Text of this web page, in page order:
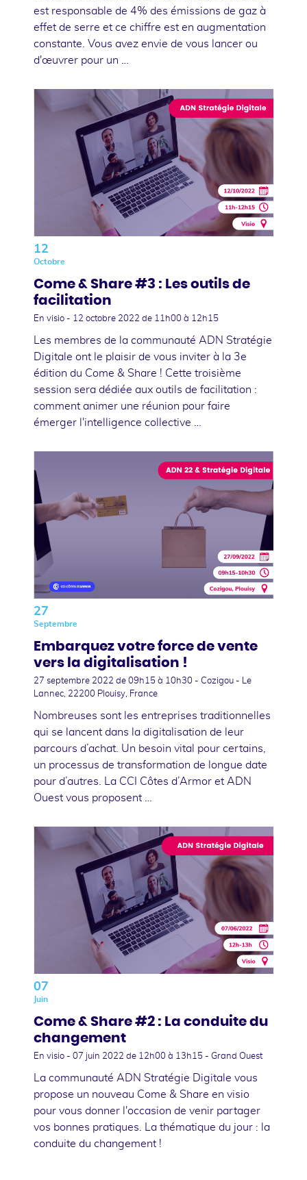
est responsable de 4% des émissions de gaz à
effet de serre et ce chiffre est en augmentation
constante. Vous avez envie de vous lancer ou
d'œuvrer pour un …
12
Octobre
Come & Share #3 : Les outils de
facilitation
En visio - 12 octobre 2022 de 11h00 à 12h15
Les membres de la communauté ADN Stratégie
Digitale ont le plaisir de vous inviter à la 3e
édition du Come & Share ! Cette troisième
session sera dédiée aux outils de facilitation :
comment animer une réunion pour faire
émerger l'intelligence collective …
27
Septembre
Embarquez votre force de vente
vers la digitalisation !
27 septembre 2022 de 09h15 à 10h30 - Cozigou - Le
Lannec, 22200 Plouisy, France
Nombreuses sont les entreprises traditionnelles
qui se lancent dans la digitalisation de leur
parcours d’achat. Un besoin vital pour certains,
un processus de transformation de longue date
pour d’autres. La CCI Côtes d’Armor et ADN
Ouest vous proposent …
07
Juin
Come & Share #2 : La conduite du
changement
En visio - 07 juin 2022 de 12h00 à 13h15 - Grand Ouest
La communauté ADN Stratégie Digitale vous
propose un nouveau Come & Share en visio
pour vous donner l'occasion de venir partager
vos bonnes pratiques. La thématique du jour : la
conduite du changement !